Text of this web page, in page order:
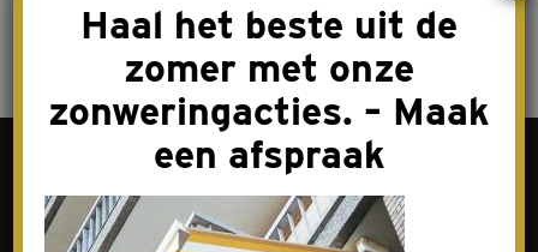
Contact
Haal het beste uit de
zomer met onze
zonweringacties. – Maak
een afspraak